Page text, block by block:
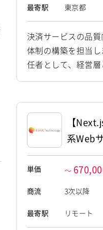
最寄駅 東京都
決済サービスの品
体制の構築を担当
任者として、経営
がら、自律的にテ
ロセス・品質管理
トフォームのテス
な取引処理の検証 -
を通じた仕様の把握
ティ診断の仕組み化
【
系Web
フロン
単価 ～
商流 3次以降
最寄駅 リモート